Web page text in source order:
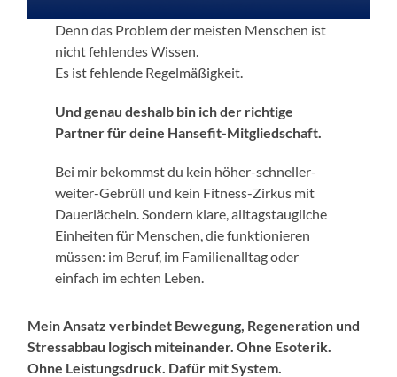
Denn das Problem der meisten Menschen ist
nicht fehlendes Wissen.
Es ist fehlende Regelmäßigkeit.
Und genau deshalb bin ich der richtige
Partner für deine Hansefit-Mitgliedschaft.
Bei mir bekommst du kein höher-schneller-
weiter-Gebrüll und kein Fitness-Zirkus mit
Dauerlächeln. Sondern klare, alltagstaugliche
Einheiten für Menschen, die funktionieren
müssen: im Beruf, im Familienalltag oder
einfach im echten Leben.
Mein Ansatz verbindet Bewegung, Regeneration und
Stressabbau logisch miteinander. Ohne Esoterik.
Ohne Leistungsdruck. Dafür mit System.